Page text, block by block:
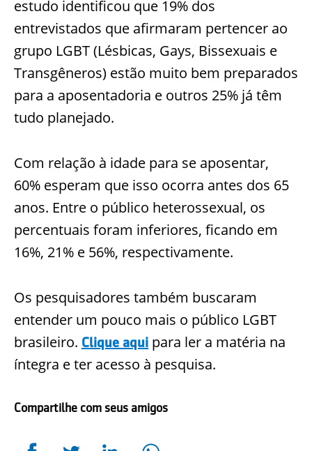
estudo identificou que 19% dos
entrevistados que afirmaram pertencer ao
grupo LGBT (Lésbicas, Gays, Bissexuais e
Transgêneros) estão muito bem preparados
para a aposentadoria e outros 25% já têm
tudo planejado.
Com relação à idade para se aposentar,
60% esperam que isso ocorra antes dos 65
anos. Entre o público heterossexual, os
percentuais foram inferiores, ficando em
16%, 21% e 56%, respectivamente.
Os pesquisadores também buscaram
entender um pouco mais o público LGBT
brasileiro. Clique aqui para ler a matéria na
íntegra e ter acesso à pesquisa.
Compartilhe com seus amigos